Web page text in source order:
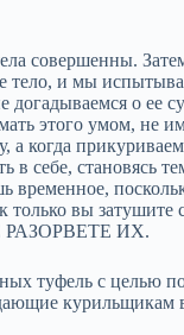
совершенны.
тело, и мы
о ее
этого умом, не
когда прикуриваем
в себе, становясь
временное,
вы затушите
РАЗОРВЕТЕ ИХ.
туфель с целью
курильщикам